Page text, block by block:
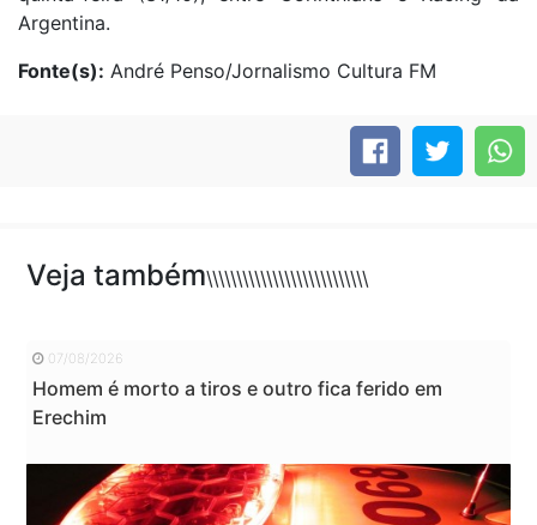
Argentina.
Fonte(s): André Penso/Jornalismo Cultura FM
Veja também\\\\\\\\\\\\\\\\\\\\\\\\\\\
07/08/2026
Homem é morto a tiros e outro fica ferido em
Erechim